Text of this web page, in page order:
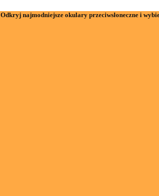
Odkryj najmodniejsze okulary przeciwsłoneczne i